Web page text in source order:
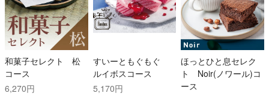
和菓子セレクト 松
コース
6,270円
すいーともぐもぐ
ルイボスコース
5,170円
ほっとひと息セレク
ト Noir(ノワール)コ
ース